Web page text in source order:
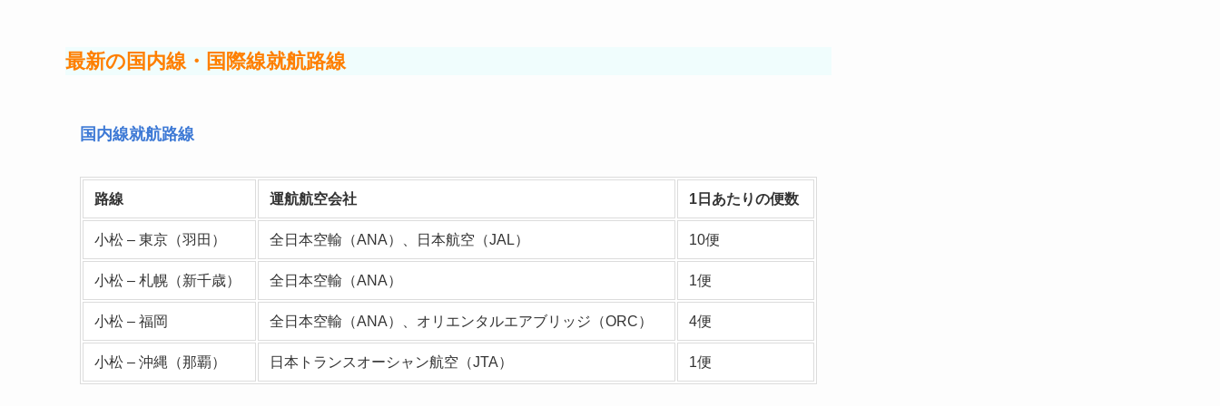
最新の国内線・国際線就航路線
国内線就航路線
路線 運航航空会社 1日あたりの便数
小松 – 東京（羽田） 全日本空輸（ANA）、日本航空（JAL） 10便
小松 – 札幌（新千歳） 全日本空輸（ANA） 1便
小松 – 福岡 全日本空輸（ANA）、オリエンタルエアブリッジ（ORC） 4便
小松 – 沖縄（那覇） 日本トランスオーシャン航空（JTA） 1便